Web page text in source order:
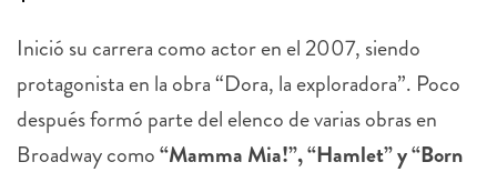
Inició su carrera como actor en el 2007, siendo
protagonista en la obra “Dora, la exploradora”. Poco
después formó parte del elenco de varias obras en
Broadway como“Mamma Mia!”, “Hamlet” y “Born